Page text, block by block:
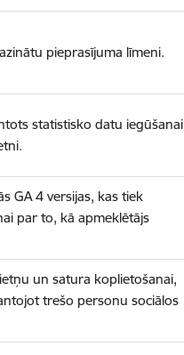
pieprasījuma līmeni.
statistisko datu iegūšanai
GA 4 versijas, kas tiek
par to, kā apmeklētājs
un satura koplietošanai,
trešo personu sociālos